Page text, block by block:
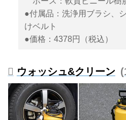
●付属品：洗浄用ブラシ、
けベルト
●価格：4378円（税込）
ウォッシュ&クリーン